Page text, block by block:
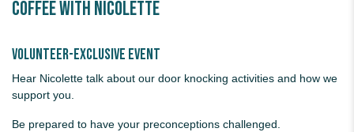
Coffee with Nicolette
Volunteer-exclusive event
Hear Nicolette talk about our door knocking activities and how we
support you.
Be prepared to have your preconceptions challenged.